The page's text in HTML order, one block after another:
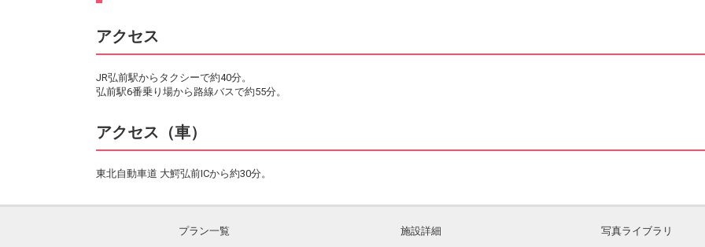
アクセス
JR弘前駅からタクシーで約40分。
弘前駅6番乗り場から路線バスで約55分。
アクセス（車）
東北自動車道 大鰐弘前ICから約30分。
プラン一覧 施設詳細 写真ライブラリ